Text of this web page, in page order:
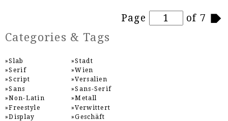
Page of 7
Categories & Tags
Slab
Serif
Script
Sans
Non-Latin
Freestyle
Display
Stadt
Wien
Versalien
Sans-Serif
Metall
Verwittert
Geschäft